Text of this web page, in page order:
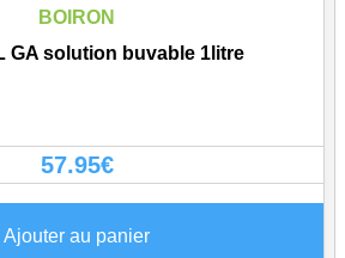
BOIRON
GA solution buvable 1litre
57.95€
Ajouter au panier